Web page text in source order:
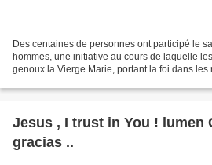
Des centaines de personnes ont participé le
hommes, une initiative au cours de laquelle
genoux la Vierge Marie, portant la foi dans les
Jesus , I trust in You ! lumen
gracias ..